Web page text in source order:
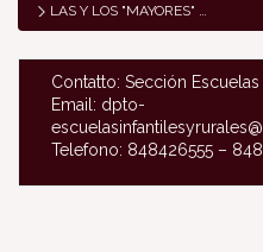
LAS Y LOS "MAYORES" DE LA ESCUELA DE ETXALAR ORGANIZAN UN TALLER DE LOS SENTIDOS PARA PEQUES
Contatto: Sección
Email: dpto-
Telefono: 848426555 –